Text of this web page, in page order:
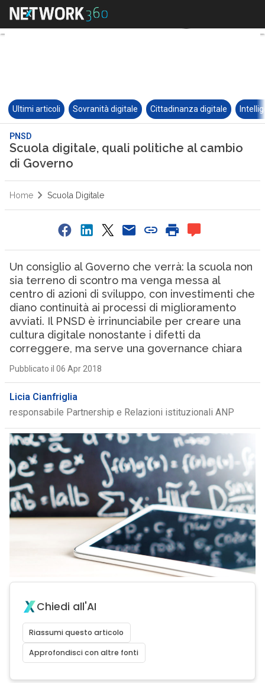
Ultimi articoli Sovranità digitale Cittadinanza digitale
PNSD
Scuola digitale, quali politiche al cambio
di Governo
Home Scuola Digitale
Un consiglio al Governo che verrà: la scuola non
sia terreno di scontro ma venga messa al
centro di azioni di sviluppo, con investimenti che
diano continuità ai processi di miglioramento
avviati. Il PNSD è irrinunciabile per creare una
cultura digitale nonostante i difetti da
correggere, ma serve una governance chiara
Pubblicato il 06 Apr 2018
Licia Cianfriglia
responsabile Partnership e Relazioni istituzionali ANP
Chiedi all'AI
Riassumi questo articolo
Approfondisci con altre fonti